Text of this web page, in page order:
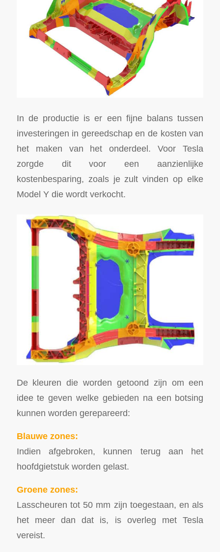
In de productie is er een fijne balans tussen
investeringen in gereedschap en de kosten van
het maken van het onderdeel. Voor Tesla
zorgde dit voor een aanzienlijke
kostenbesparing, zoals je zult vinden op elke
Model Y die wordt verkocht.
De kleuren die worden getoond zijn om een
idee te geven welke gebieden na een botsing
kunnen worden gerepareerd:
Blauwe zones:
Indien afgebroken, kunnen terug aan het
hoofdgietstuk worden gelast.
Groene zones:
Lasscheuren tot 50 mm zijn toegestaan, en als
het meer dan dat is, is overleg met Tesla
vereist.